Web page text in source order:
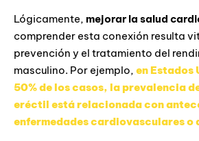
Lógicamente, mejorar la salud
comprender esta conexión resulta
prevención y el tratamiento del
masculino. Por ejemplo, en Estados
50% de los casos, la prevalencia
eréctil está relacionada con
enfermedades cardiovasculares o